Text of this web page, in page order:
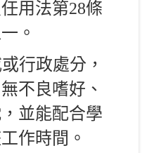
用法第28條
。
行政處分，
不良嗜好、
並能配合學
⼯作時間。